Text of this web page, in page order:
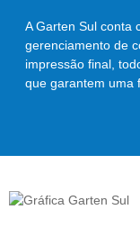
A Garten Sul conta
gerenciamento de
impressão final,
que garantem uma